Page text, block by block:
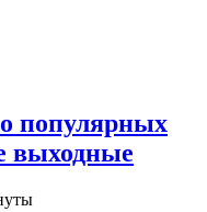
популярных
выходные